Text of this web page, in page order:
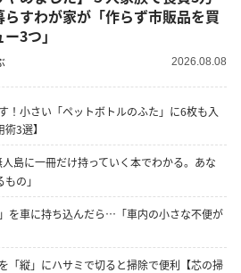
らすわが家が「作らず市販品を買
3つ」
2026.08.08
！小さい「ペットボトルのふた」に6枚も入
3選】
人島に一冊だけ持っていく本でわかる。あな
の」
を車に持ち込んだら…「車内の小さな不便が
「縦」にハサミで切ると掃除で便利【芯の掃